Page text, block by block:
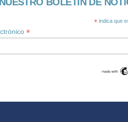
* indica que
*
Swedish